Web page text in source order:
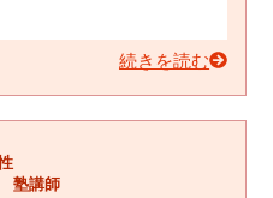
続きを読む
塾講師